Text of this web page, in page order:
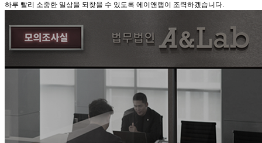
하루 빨리 소중한 일상을 되찾을 수 있도록 에이앤랩이 조력하겠습니다.